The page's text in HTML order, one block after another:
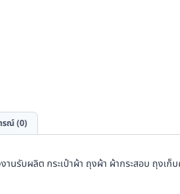
รณ์ (0)
านรับผลิต กระเป๋าผ้า ถุงผ้า ผ้ากระสอบ ถุงเก็